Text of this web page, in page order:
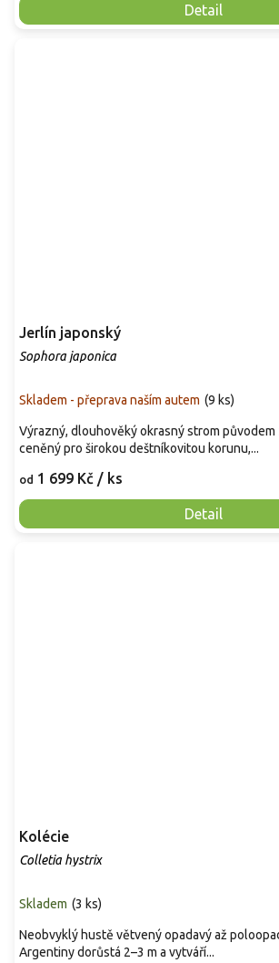
Detail
Jerlín japonský
Sophora japonica
Skladem - přeprava naším autem (9 ks)
od 1 699 Kč / ks
Detail
Výrazný, dlouhověký okrasný strom původem
ceněný pro širokou deštníkovitou korunu,...
Kolécie
Colletia hystrix
Skladem (3 ks)
Neobvyklý hustě větvený opadavý až
Argentiny dorůstá 2–3 m a vytváří...